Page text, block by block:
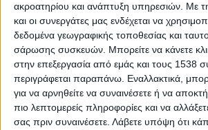
ακροατηρίου και ανάπτυξη υπηρεσιών. Με
και οι συνεργάτες μας ενδέχεται να
δεδομένα γεωγραφικής τοποθεσίας και
σάρωσης συσκευών. Μπορείτε να κάνετε
στην επεξεργασία από εμάς και τους 1538
περιγράφεται παραπάνω. Εναλλακτικά,
για να αρνηθείτε να συναινέσετε ή να
πιο λεπτομερείς πληροφορίες και να
σας πριν συναινέσετε. Λάβετε υπόψη ότι
Η αγρότισσα και η τοπική ανάπτυξη
Η γυναίκα στην τοπική ανάπτυξη
Μια άλλη ματιά στον αγροτικό χώρο